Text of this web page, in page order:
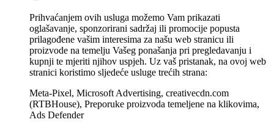
Prihvaćanjem ovih usluga možemo Vam prikazati
oglašavanje, sponzorirani sadržaj ili promocije popusta
prilagođene vašim interesima za našu web stranicu ili
proizvode na temelju Vašeg ponašanja pri pregledavanju i
kupnji te mjeriti njihov uspjeh. Uz vaš pristanak, na ovoj web
stranici koristimo sljedeće usluge trećih strana:
Meta-Pixel, Microsoft Advertising, creativecdn.com
(RTBHouse), Preporuke proizvoda temeljene na klikovima,
Ads Defender